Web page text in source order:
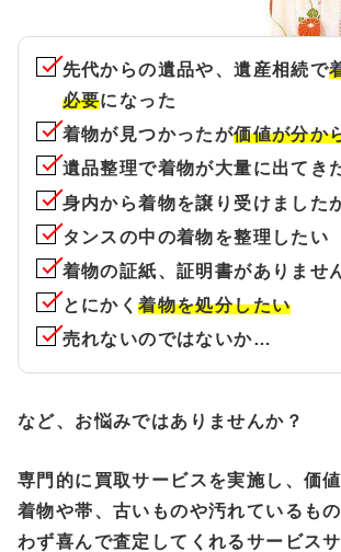
先代からの遺品や、遺産相続で
必要になった
着物が見つかったが価値が分か
遺品整理で着物が大量に出てき
身内から着物を譲り受けました
タンスの中の着物を整理したい
着物の証紙、証明書がありませ
とにかく着物を処分したい
売れないのではないか…
など、お悩みではありませんか？
専門的に買取サービスを実施し、価
着物や帯、古いものや汚れているも
わず喜んで査定してくれるサービス